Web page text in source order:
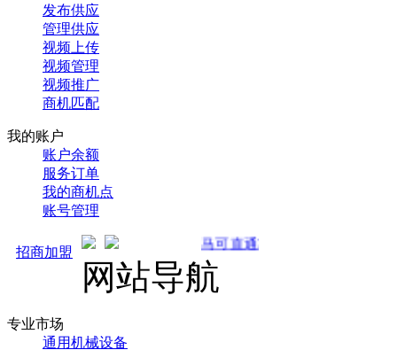
发布供应
管理供应
视频上传
视频管理
视频推广
商机匹配
我的账户
账户余额
服务订单
我的商机点
账号管理
招商加盟
马可直通车开启预售！全新推广 强势
网站导航
专业市场
通用机械设备